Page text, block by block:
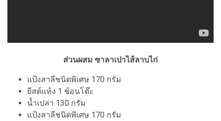
ส่วนผสม ซาลาเปาไส้ลาบไก่
แป้งสาลีชนิดพิเศษ 170 กรัม
ยีสต์แห้ง 1 ช้อนโต๊ะ
น้ำเปล่า 130 กรัม
แป้งสาลีชนิดพิเศษ 170 กรัม